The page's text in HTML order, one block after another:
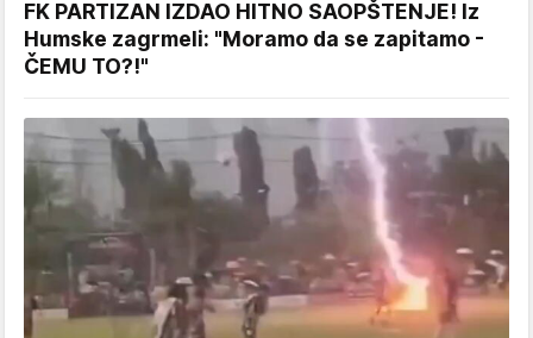
FK PARTIZAN IZDAO HITNO SAOPŠTENJE! Iz
Humske zagrmeli: "Moramo da se zapitamo -
ČEMU TO?!"